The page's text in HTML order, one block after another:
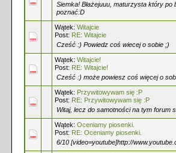
Siemka! Błażejuuu, maturzysta który
poznać:D
Wątek: Witajcie
Post: RE: Witajcie
Cześć :) Powiedz coś wiecej o sobie ;)
Wątek: Witajcie!
Post: RE: Witajcie!
Cześć :) może powiesz coś więcej o
Wątek: Przywitowywam się :P
Post: RE: Przywitowywam się :P
Witaj, lecz do samotności na tym forum
Wątek: Oceniamy piosenki.
Post: RE: Oceniamy piosenki.
6/10 [video=youtube]http://